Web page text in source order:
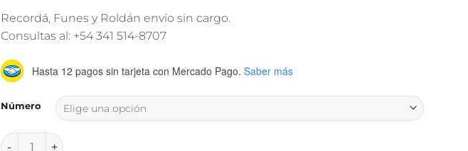
Recordá, Funes y Roldán envío sin cargo.
Consultas al: +54 341 514-8707
Hasta 12 pagos sin tarjeta con Mercado Pago. Saber más
Número
Zapatilla Tommy cantidad